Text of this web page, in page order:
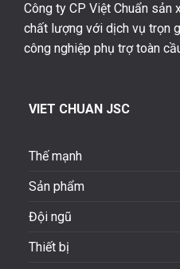
Công ty CP Việt Chuẩn sản
chất lượng với dịch vụ trọn
công nghiệp phụ trợ toàn
VIET CHUAN JSC
Thế mạnh
Sản phẩm
Đội ngũ
Thiết bị